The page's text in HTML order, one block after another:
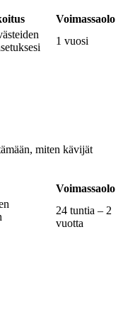
Voimassaolo
1 vuosi
miten kävijät
Voimassaolo
24 tuntia – 2
vuotta